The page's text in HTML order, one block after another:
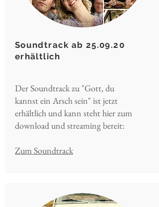
Soundtrack ab 25.09.20
erhältlich
Der Soundtrack zu "Gott, du
kannst ein Arsch sein" ist jetzt
erhältlich und kann steht hier zum
download und streaming bereit:
Zum Soundtrack